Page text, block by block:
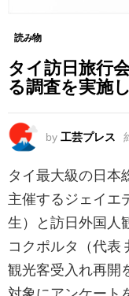
読み物
タイ訪日旅行
る調査を実施
by 工芸プレス
タイ最大級の日本
主催するジェイエ
生）と訪日外国人
コクポルタ（代表
観光客受入れ再開